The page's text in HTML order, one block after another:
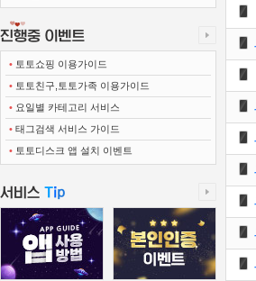
• 토토쇼핑 이용가이드
• 토토친구,토토가족 이용가이드
• 요일별 카테고리 서비스
• 태그검색 서비스 가이드
• 토토디스크 앱 설치 이벤트